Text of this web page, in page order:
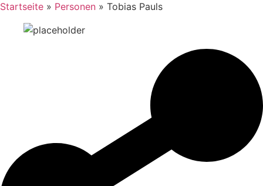
Startseite » Personen » Tobias Pauls